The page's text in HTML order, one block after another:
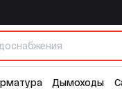
Дымоходы
48